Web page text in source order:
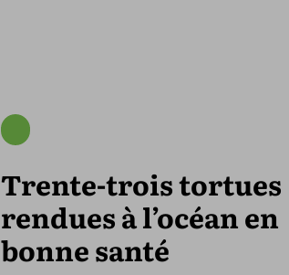
Trente-trois tortues
rendues à l’océan en
bonne santé